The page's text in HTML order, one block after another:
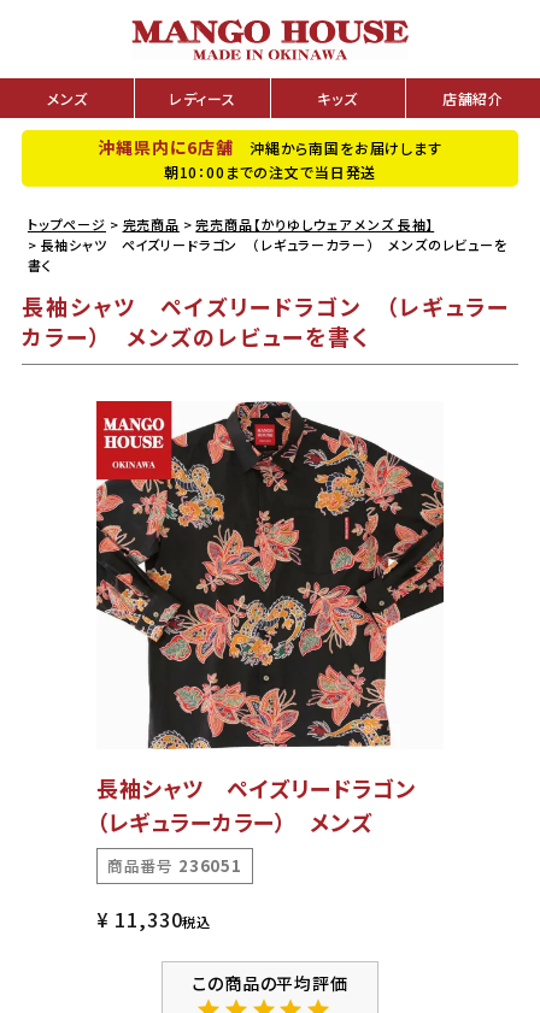
メンズ レディース キッズ 店舗紹介
沖縄県内に6店舗 沖縄から南国をお届けします
朝10：00までの注文で当日発送
トップページ 完売商品
完売商品【かりゆしウェア メンズ 長袖】
長袖シャツ ペイズリードラゴン （レギュラーカラー） メンズのレビューを
書く
長袖シャツ ペイズリードラゴン （レギュラー
カラー） メンズのレビューを書く
長袖シャツ ペイズリードラゴン
（レギュラーカラー） メンズ
商品番号 236051
¥ 11,330税込